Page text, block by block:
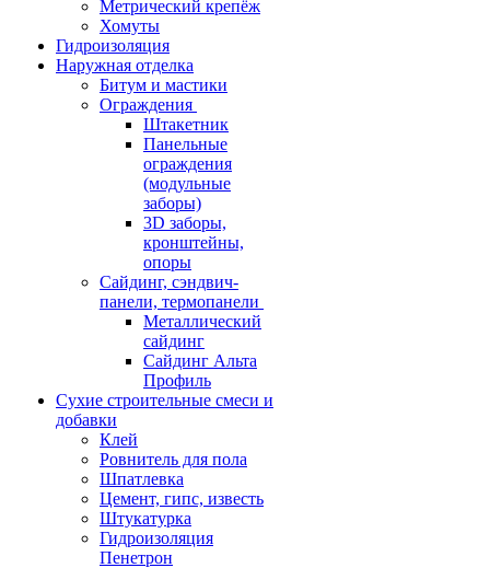
Метрический крепёж
Хомуты
Гидроизоляция
Наружная отделка
Битум и мастики
Ограждения
Штакетник
Панельные
ограждения
(модульные
заборы)
3D заборы,
кронштейны,
опоры
Cайдинг, сэндвич-
панели, термопанели
Металлический
сайдинг
Сайдинг Альта
Профиль
Сухие строительные смеси и
добавки
Клей
Ровнитель для пола
Шпатлевка
Цемент, гипс, известь
Штукатурка
Гидроизоляция
Пенетрон